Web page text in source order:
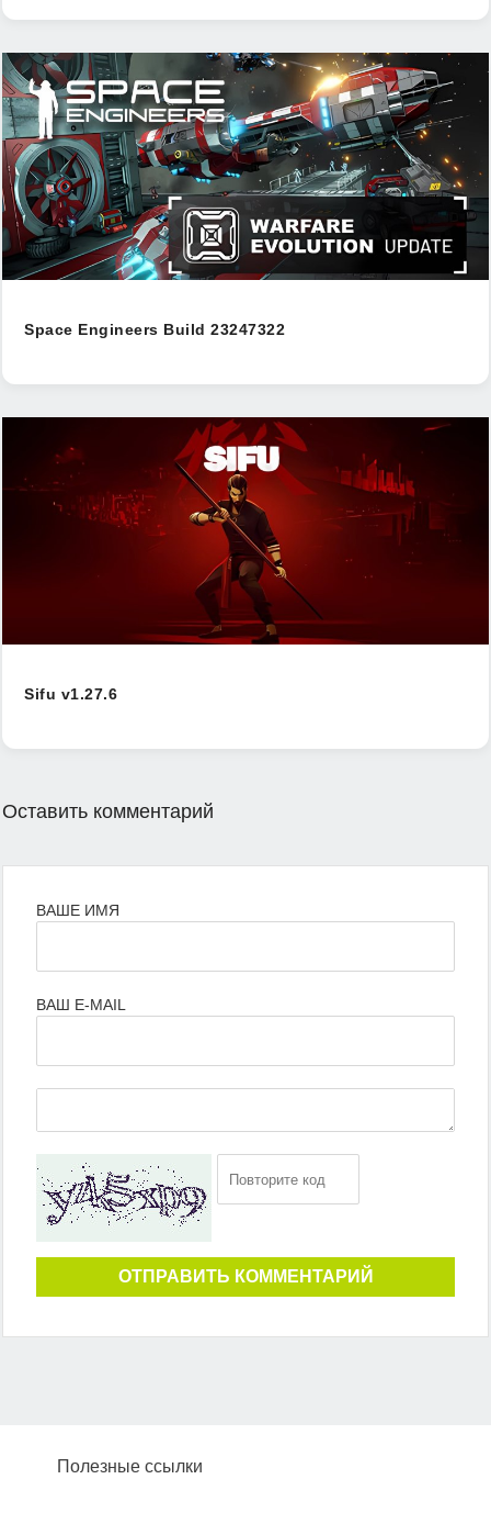
Space Engineers Build 23247322
Sifu v1.27.6
Оставить комментарий
ВАШЕ ИМЯ
ВАШ E-MAIL
ОТПРАВИТЬ КОММЕНТАРИЙ
Полезные ссылки